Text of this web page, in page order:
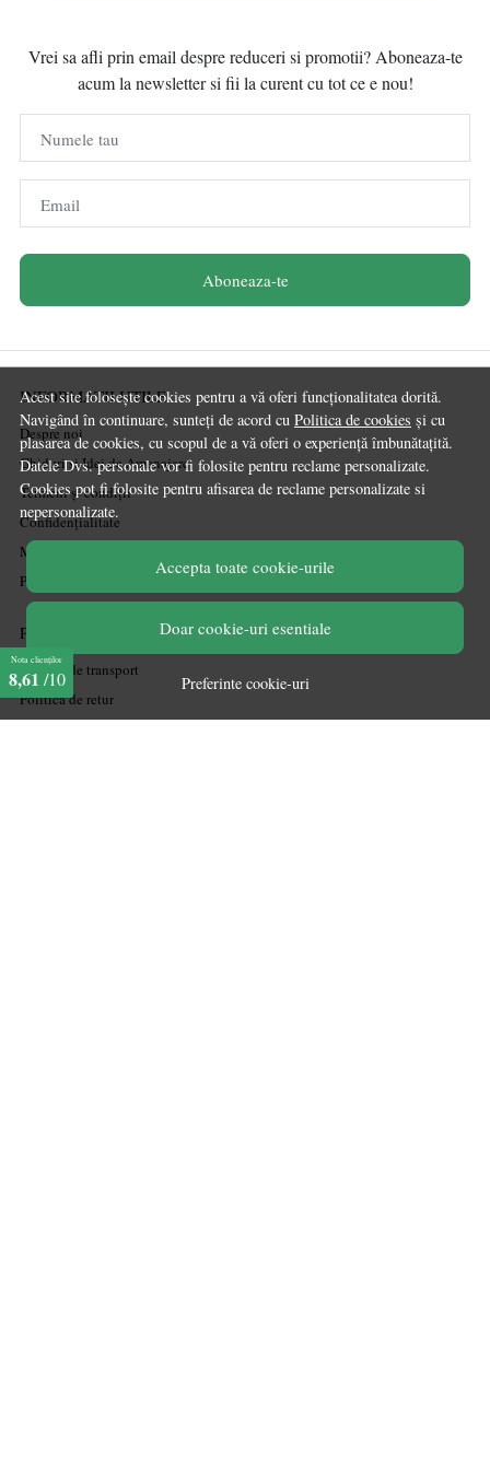
Acest site folosește cookies pentru a vă oferi funcționalitatea dorită.
Navigând în continuare, sunteți de acord cu Politica de cookies și cu
plasarea de cookies, cu scopul de a vă oferi o experiență îmbunătațită.
Datele Dvs. personale vor fi folosite pentru reclame personalizate.
Cookies pot fi folosite pentru afisarea de reclame personalizate si
nepersonalizate.
Accepta toate cookie-urile
Doar cookie-uri esentiale
Preferinte cookie-uri
Vrei sa afli prin email despre reduceri si promotii? Aboneaza-te
acum la newsletter si fii la curent cu tot ce e nou!
Numele tau
Email
Aboneaza-te
INFORMATII UTILE
Despre noi
Ghiduri și Idei de Amenajare
Termeni și condiții
Confidențialitate
Mărturiile clienților
Politica de Cookies
PLATA SI LIVRARE
Politica de transport
Politica de retur
Nota clienților
8,61 /10